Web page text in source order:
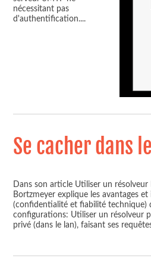
nécessitant pas
d'authentification....
Se cacher dans
Dans son article Utiliser un
Bortzmeyer explique les avantages
(confidentialité et fiabilité technique)
configurations: Utiliser un résolveur
privé (dans le lan), faisant ses